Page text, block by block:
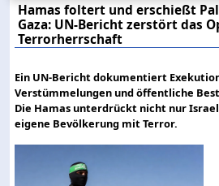
Hamas foltert und erschießt
Gaza: UN-Bericht zerstört das
Terrorherrschaft
Ein UN-Bericht dokumentiert
Verstümmelungen und öffentliche
Die Hamas unterdrückt nicht nur
eigene Bevölkerung mit Terror.